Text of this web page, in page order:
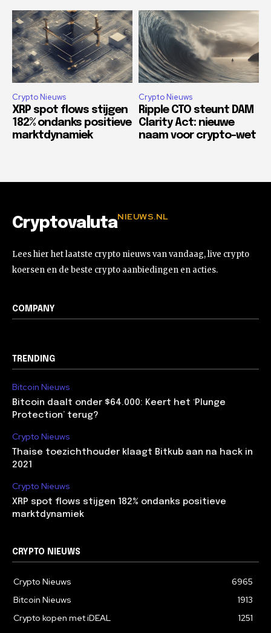
Crypto Nieuws
XRP spot flows stijgen
182% ondanks positieve
marktdynamiek
Crypto Nieuws
Ripple CTO steunt DAM
Clarity Act: nieuwe
naam voor crypto-wet
CryptovalutaNIEUWS.NL
Lees hier het laatste crypto nieuws van vandaag, live crypto
koersen en de beste crypto aanbiedingen en acties.
COMPANY
TRENDING
Bitcoin Nieuws
Bitcoin daalt onder $64.000: Keert het ‘Plunge
Protection’ terug?
Crypto Nieuws
Thaise toezichthouder klaagt Bitkub aan na hack in
2021
Crypto Nieuws
XRP spot flows stijgen 182% ondanks positieve
marktdynamiek
CRYPTO NIEUWS
Crypto Nieuws
6965
Bitcoin Nieuws
1913
Crypto kopen met iDEAL
1251